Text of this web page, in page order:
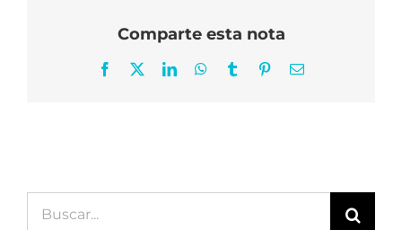
Comparte esta nota
Facebook LinkedInWhatsApp
Tumblr PinterestCorreo
Buscar: